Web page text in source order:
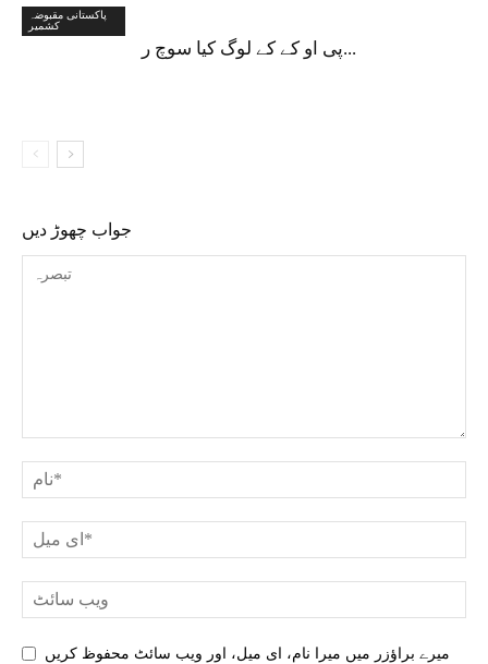
پاکستانی مقبوضہ
کشمیر
پی او کے کے لوگ کیا سوچ ر...
جواب چھوڑ دیں
میرے براؤزر میں میرا نام، ای میل، اور ویب سائٹ محفوظ کریں